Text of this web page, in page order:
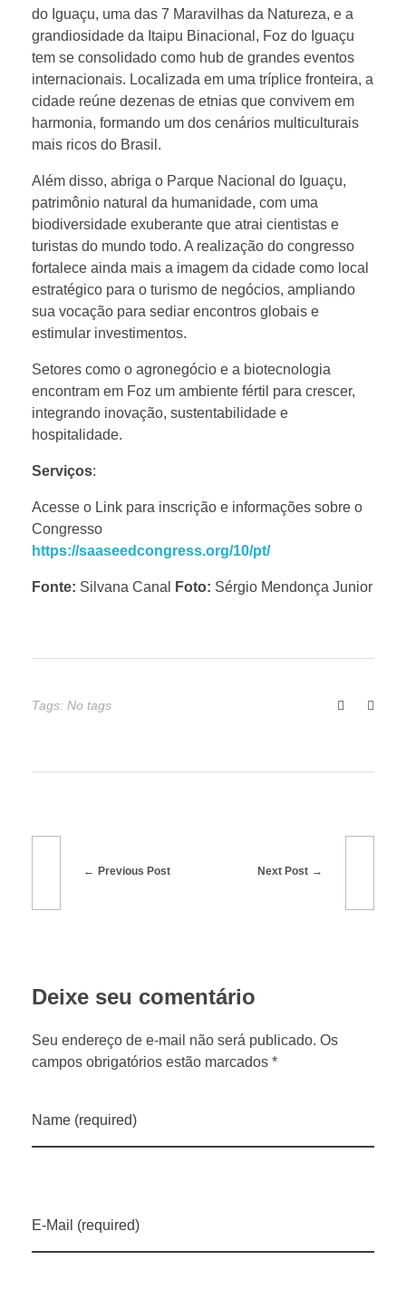
n
t
e
s
d
a
s
A
m
é
r
i
a
do Iguaçu, uma das 7 Maravilhas da Natureza, e a
grandiosidade da Itaipu Binacional, Foz do Iguaçu
tem se consolidado como hub de grandes eventos
internacionais. Localizada em uma tríplice fronteira, a
cidade reúne dezenas de etnias que convivem em
harmonia, formando um dos cenários multiculturais
mais ricos do Brasil.
Além disso, abriga o Parque Nacional do Iguaçu,
patrimônio natural da humanidade, com uma
biodiversidade exuberante que atrai cientistas e
turistas do mundo todo. A realização do congresso
fortalece ainda mais a imagem da cidade como local
estratégico para o turismo de negócios, ampliando
sua vocação para sediar encontros globais e
estimular investimentos.
Setores como o agronegócio e a biotecnologia
encontram em Foz um ambiente fértil para crescer,
integrando inovação, sustentabilidade e
hospitalidade.
Serviços:
Acesse o Link para inscrição e informações sobre o
Congresso
https://saaseedcongress.org/10/pt/
Fonte: Silvana Canal Foto: Sérgio Mendonça Junior
Tags: No tags
Previous Post Next Post
Deixe seu comentário
Seu endereço de e-mail não será publicado. Os
campos obrigatórios estão marcados *
Name (required)
E-Mail (required)